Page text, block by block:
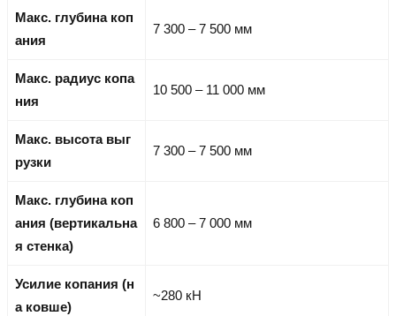
Макс. глубина коп
ания
7 300 – 7 500 мм
Макс. радиус копа
ния
10 500 – 11 000 мм
Макс. высота выг
рузки
7 300 – 7 500 мм
Макс. глубина коп
ания (вертикальна
я стенка)
6 800 – 7 000 мм
Усилие копания (н
а ковше)
~280 кН